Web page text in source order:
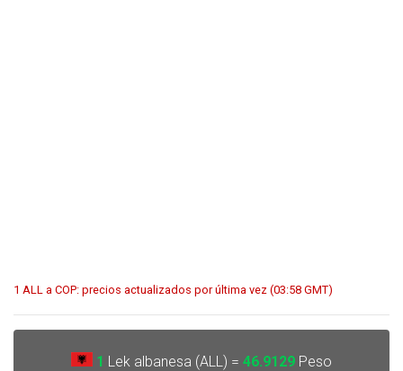
1 ALL a COP: precios actualizados por última vez (03:58 GMT)
1 Lek albanesa (ALL) = 46.9129 Peso